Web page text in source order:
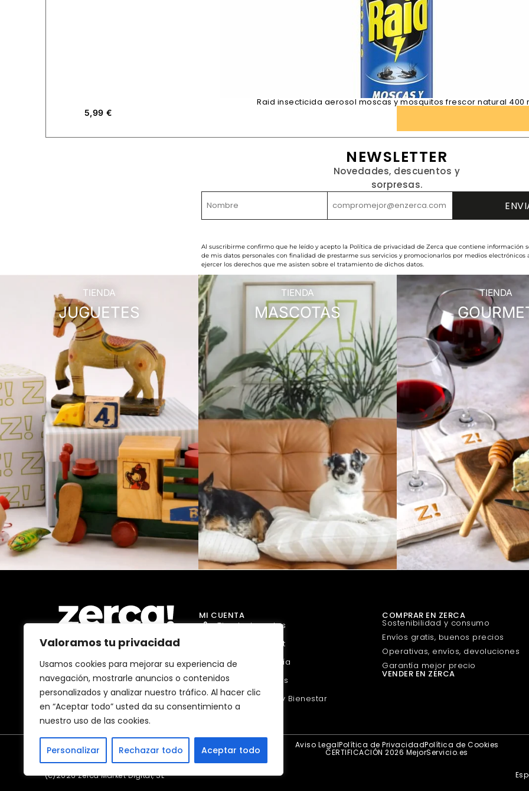
Valoramos tu privacidad
Usamos cookies para mejorar su experiencia de
navegación, mostrarle anuncios o contenidos
personalizados y analizar nuestro tráfico. Al hacer clic
en “Aceptar todo” usted da su consentimiento a
nuestro uso de las cookies.
Personalizar Rechazar todo Aceptar todo
Raid insecticida aerosol moscas y mosquitos frescor natural 400
5,99€
NEWSLETTER
Novedades, descuentos y
sorpresas.
Al suscribirme confirmo que he leído y acepto la Política de privacidad de Zerca que contiene información
de mis datos personales con finalidad de prestarme sus servicios y promocionarlos por medios electrónicos
ejercer los derechos que me asisten sobre el tratamiento de dichos datos.
TIENDA
JUGUETES
TIENDA
MASCOTAS
TIENDA
Comercios, productores y
distribuidores locales. Pagan
impuestos aquí, y dinamizan
economía y empleo en tu
comunidad.
MI CUENTA
Tienda Juguetes
Tienda Gourmet
Tienda Droguería
Tienda Mascotas
Tienda Belleza y Bienestar
COMPRAR EN ZERCA
Sostenibilidad y consumo
Envíos gratis, buenos precios
Operativas, envíos, devoluciones
Garantía mejor precio
VENDER EN ZERCA
Aviso LegalPolítica de PrivacidadPolítica de Cookies
CERTIFICACIÓN 2026 MejorServicio.es
(c)2026 Zerca Market Digital, SL